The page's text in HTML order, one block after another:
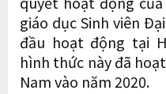
giáo dục Sinh viên
đầu hoạt động tại
hình thức này đã
Nam vào năm 2020.